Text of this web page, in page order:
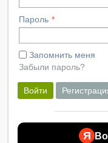
Пароль
Запомнить меня
Забыли пароль?
Войти
Я